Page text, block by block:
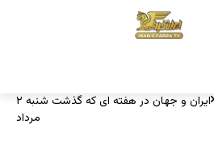
ایران و جهان در هفته ای که گذشت شنبه ۲
مرداد